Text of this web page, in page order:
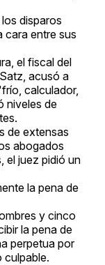
disparos
cara entre sus
el fiscal del
acusó a
calculador,
niveles de
de extensas
abogados
el juez pidió un
la pena de
y cinco
la pena de
perpetua por
culpable.